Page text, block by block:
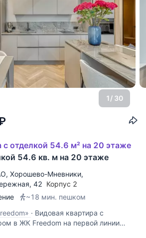
1 / 30
с отделкой 54.6 м² на 20 этаже
54.6 кв. м на 20 этаже
, Хорошево-Мневники,
, 42 Корпус 2
~18 мин. пешком
· Видовая квартира с
в ЖК Freedom на первой линии
открываются панорамные виды на